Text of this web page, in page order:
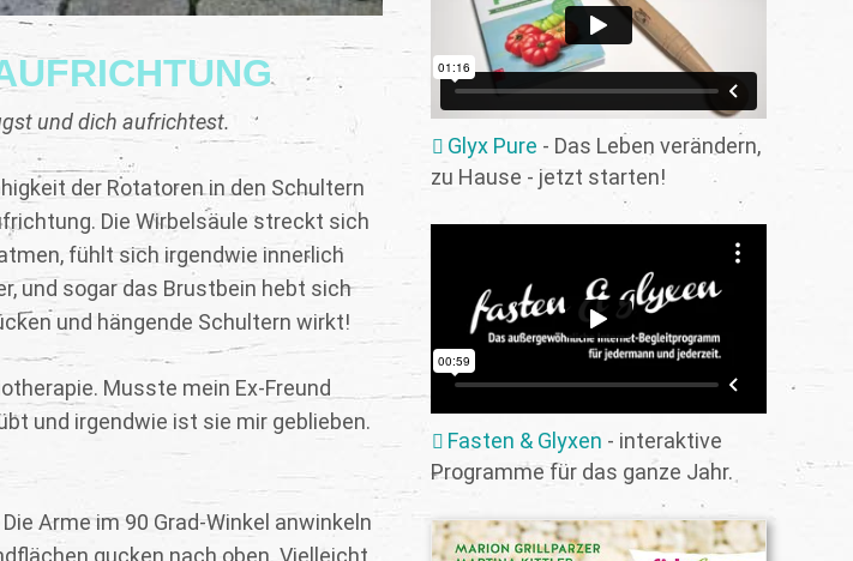
Glyx Pure - Das Leben verändern,
zu Hause - jetzt starten!
Fasten & Glyxen - interaktive
Programme für das ganze Jahr.
und dich aufrichtest.
der Rotatoren in den Schultern
Die Wirbelsäule streckt sich
fühlt sich irgendwie innerlich
und sogar das Brustbein hebt sich
und hängende Schultern wirkt!
Musste mein Ex-Freund
und irgendwie ist sie mir geblieben.
Arme im 90 Grad-Winkel anwinkeln